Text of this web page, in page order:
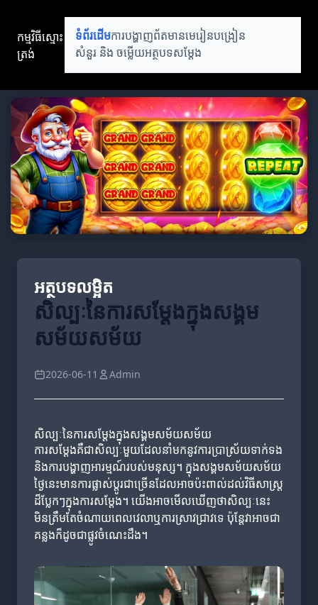
កម្មវិធីស្មោះ
ត្រង់
ទំព័រដើមការបង្ហាញព័តមានមេរៀនបង្រៀន
សំនួរ និង ចម្លើយអត្ថបទសម្តែង
អត្ថបទលម្អិត
សិល្បៈនៃការសម្តែងក្នុងសង្គម
សម័យសម័យ
2026-06-11 Admin
សិល្បៈនៃការសម្តែងក្នុងសង្គមសម័យសម័យ
ការសម្តែងគឺជាសិល្បៈមួយដែលនាំមកនូវការប្រាស្រ័យទាក់ទង
និងការបង្ហាញអារម្មណ៍របស់មនុស្ស។ ក្នុងសង្គមសម័យសម័យ
ថ្ងៃនេះមានការផ្លាស់ប្តូរជាច្រើនដែលអាចប៉ះពាល់ដល់វិធីសាស្រ្ត
ដ៏ប្លែកៗក្នុងការសម្តែង។ យើងអាចមើលឃើញថាសិល្បៈនេះ
មិនត្រឹមតែចំណាយពេលវេលាឬការស្រាវជ្រាវទេ ប៉ុន្តែវាអាចជា
គន្លងក៏ដូចជាផ្លូវចំណេះដឹង។